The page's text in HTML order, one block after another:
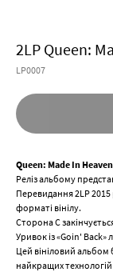
2LP Queen:
LP0007
Queen: Made In Heaven
Реліз альбому
Перевидання 2LP
форматі вінілу.
Сторона C
Уривок із «Goin'
Цей вініловий
найкращих